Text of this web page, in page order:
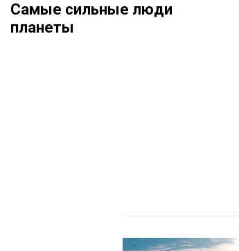
Самые сильные люди
планеты